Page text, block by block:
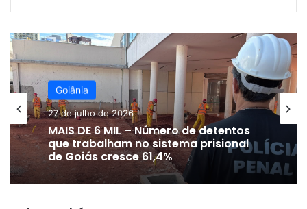
Goiânia
27 de julho de 2026
Goiânia
23 de julho de 2026
SEGURANÇA PÚBLICA – Mortes por
crimes violentos caem quase 65%
em Goiás entre 2015 e 2025